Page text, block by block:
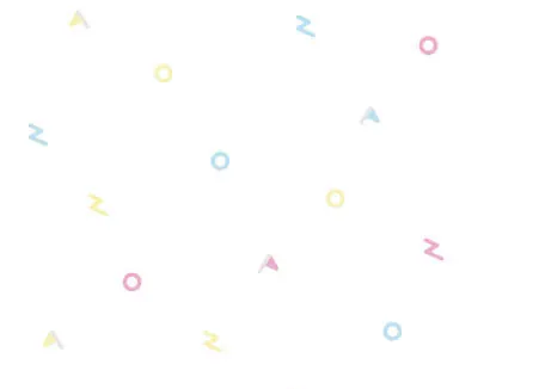
センチメンタルサーカスモデル（全1種）
最遊記 RELOAD -ZEROIN- モデル（全2種）